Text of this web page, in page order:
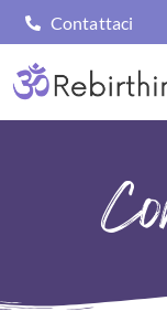
Contattaci